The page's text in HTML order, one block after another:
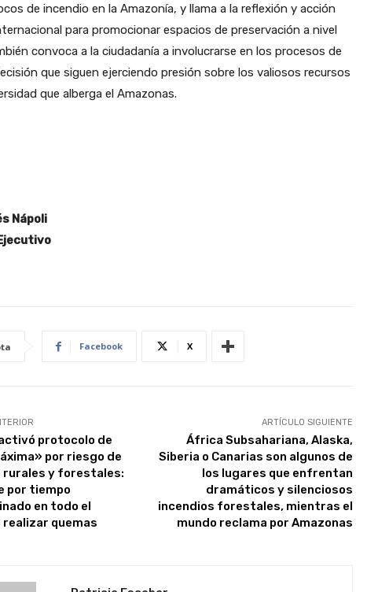
de incendio en la Amazonía, y llama a la reflexión y acción
para promocionar espacios de preservación a nivel
convoca a la ciudadanía a involucrarse en los procesos de
que siguen ejerciendo presión sobre los valiosos recursos
que alberga el Amazonas.
Nápoli
Facebook X
protocolo de
por riesgo de
rurales y forestales:
por tiempo
en todo el
quemas
ARTÍCULO SIGUIENTE
África Subsahariana, Alaska,
Siberia o Canarias son algunos de
los lugares que enfrentan
dramáticos y silenciosos
incendios forestales, mientras el
mundo reclama por Amazonas